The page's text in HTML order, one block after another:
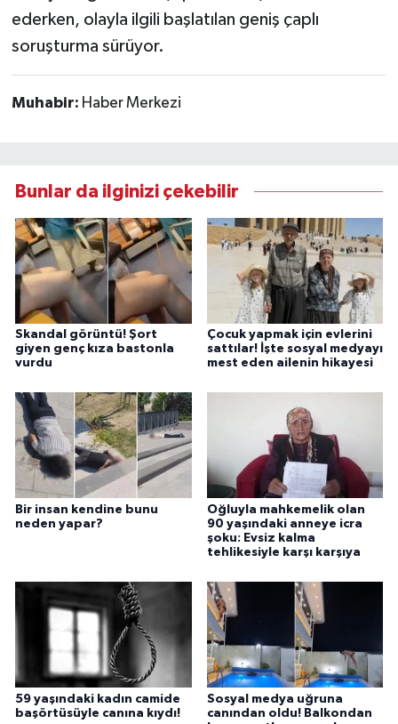
ederken, olayla ilgili başlatılan geniş çaplı
soruşturma sürüyor.
Muhabir: Haber Merkezi
Bunlar da ilginizi çekebilir
Skandal görüntü! Şort
giyen genç kıza bastonla
vurdu
Çocuk yapmak için evlerini
sattılar! İşte sosyal medyayı
mest eden ailenin hikayesi
Bir insan kendine bunu
neden yapar?
Oğluyla mahkemelik olan
90 yaşındaki anneye icra
şoku: Evsiz kalma
tehlikesiyle karşı karşıya
59 yaşındaki kadın camide
başörtüsüyle canına kıydı!
Sosyal medya uğruna
canından oldu! Balkondan